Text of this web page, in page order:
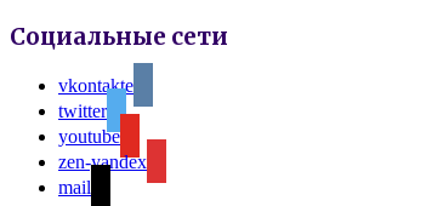
Социальные сети
vkontakte
twitter
youtube
zen-yandex
mail